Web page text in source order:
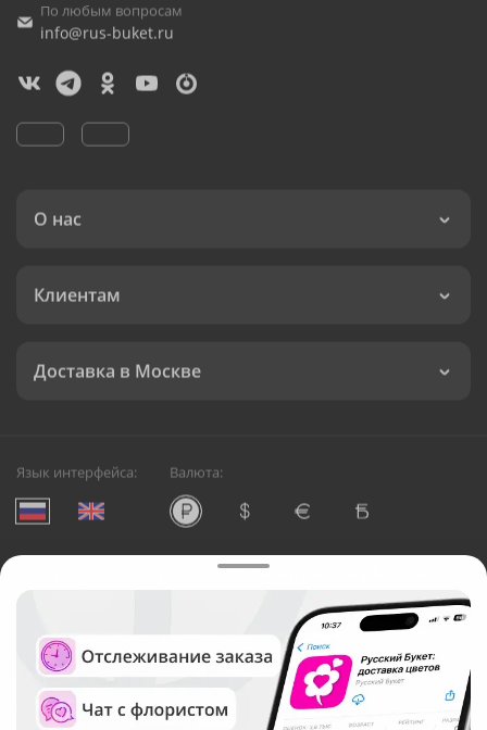
По любым вопросам
info@rus-buket.ru
О нас
Клиентам
Доставка в Москве
Язык интерфейса: Валюта:
Служба круглосуточной доставки цветов в Москве
Русский Букет, 2026
Общество с ограниченной ответственностью «Технология»
ОГРН: 1195476081745, ИНН: 5410081997
Юридический адрес: г. Новосибирск, ул. Ипподромская,
д.42, оф. 3